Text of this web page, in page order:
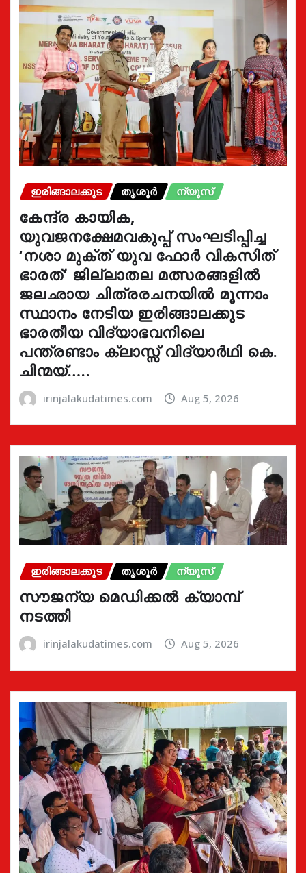
ഇരിങ്ങാലക്കുട തൃശൂർ ന്യൂസ്
കേന്ദ്ര കായിക,
യുവജനക്ഷേമവകുപ്പ് സംഘടിപ്പിച്ച
‘നശാ മുക്ത് യുവ ഫോർ വികസിത്
ഭാരത്’ ജില്ലാതല മത്സരങ്ങളിൽ
ജലഛായ ചിത്രരചനയിൽ മൂന്നാം
സ്ഥാനം നേടിയ ഇരിങ്ങാലക്കുട
ഭാരതീയ വിദ്യാഭവനിലെ
പന്ത്രണ്ടാം ക്ലാസ്സ് വിദ്യാർഥി കെ.
ചിന്മയ്…..
irinjalakudatimes.com Aug 5, 2026
ഇരിങ്ങാലക്കുട തൃശൂർ ന്യൂസ്
സൗജന്യ മെഡിക്കൽ ക്യാമ്പ്
നടത്തി
irinjalakudatimes.com Aug 5, 2026